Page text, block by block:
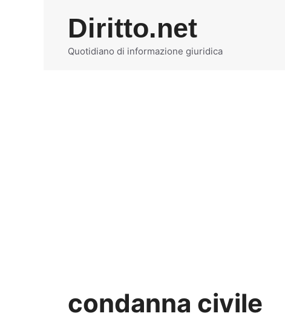
Diritto.net
Quotidiano di informazione giuridica
condanna civile